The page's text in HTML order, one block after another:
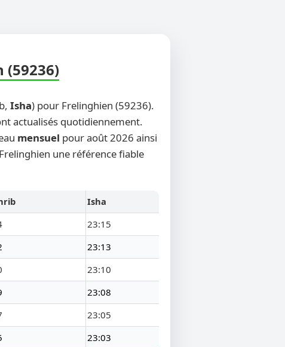
Isha) pour Frelinghien (59236).
actualisés quotidiennement.
mensuel pour août 2026 ainsi
une référence fiable
Isha
23:15
23:13
23:10
23:08
23:05
23:03